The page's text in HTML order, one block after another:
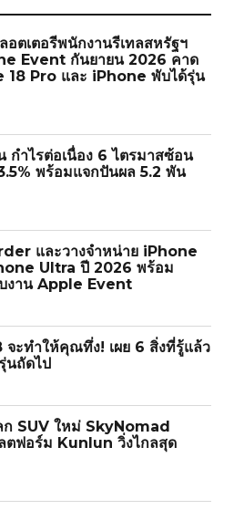
ลอตเตอรีพนักงานรีเทลสหรัฐฯ
Event กันยายน 2026 คาด
18 Pro และ iPhone พับได้รุ่น
กำไรต่อเนื่อง 6 ไตรมาสซ้อน
พร้อมแจกปันผล 5.2 พัน
และวางจำหน่าย iPhone
Ultra ปี 2026 พร้อม
งาน Apple Event
ะทำให้คุณทึ่ง! เผย 6 สิ่งที่รู้แล้ว
นถัดไป
ก SUV ใหม่ SkyNomad
ฟอร์ม Kunlun วิ่งไกลสุด